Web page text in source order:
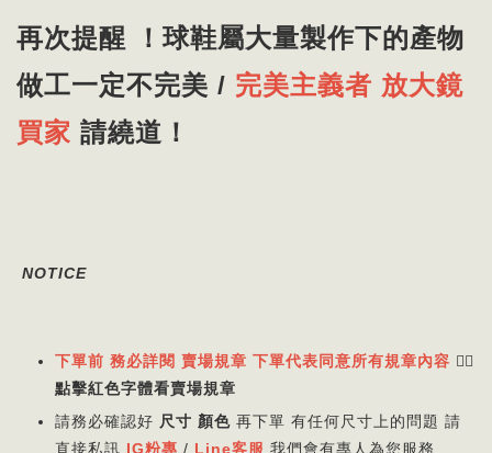
再次提醒 ！球鞋屬大量製作下的產物
做工一定不完美 / 完美主義者 放大鏡
買家 請繞道！
NOTICE
下單前 務必詳閱 賣場規章 下單代表同意所有規章內容 👈🏻
點擊紅色字體看賣場規章
請務必確認好 尺寸 顏色 再下單 有任何尺寸上的問題 請
直接私訊 IG粉專 / Line客服 我們會有專人為您服務